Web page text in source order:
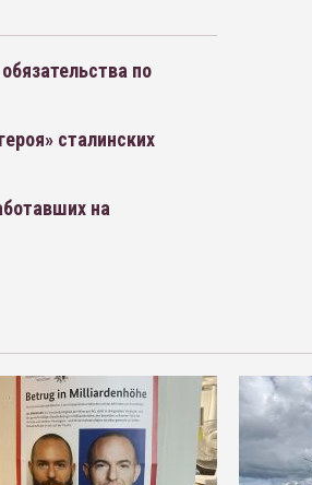
по
сталинских
на